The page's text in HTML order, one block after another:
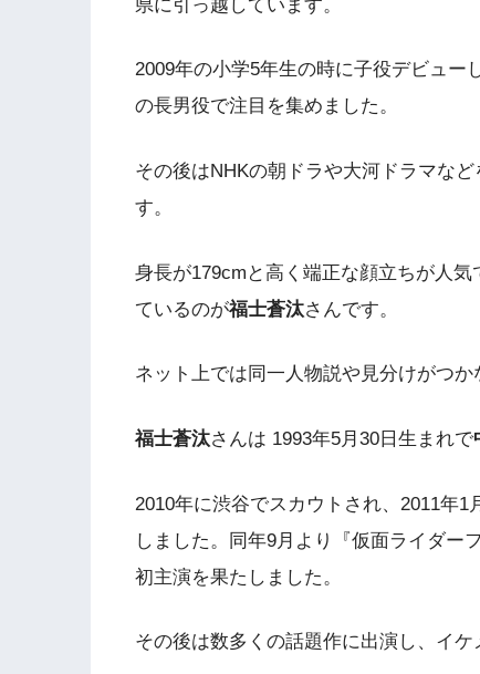
県に引っ越しています。
2009年の小学5年生の時に子役デビュー
の長男役で注目を集めました。
その後はNHKの朝ドラや大河ドラマな
す。
身長が179cmと高く端正な顔立ちが人
ているのが福士蒼汰さんです。
ネット上では同一人物説や見分けがつか
福士蒼汰さんは 1993年5月30日生まれで
2010年に渋谷でスカウトされ、2011年
しました。同年9月より『仮面ライダー
初主演を果たしました。
その後は数多くの話題作に出演し、イケ